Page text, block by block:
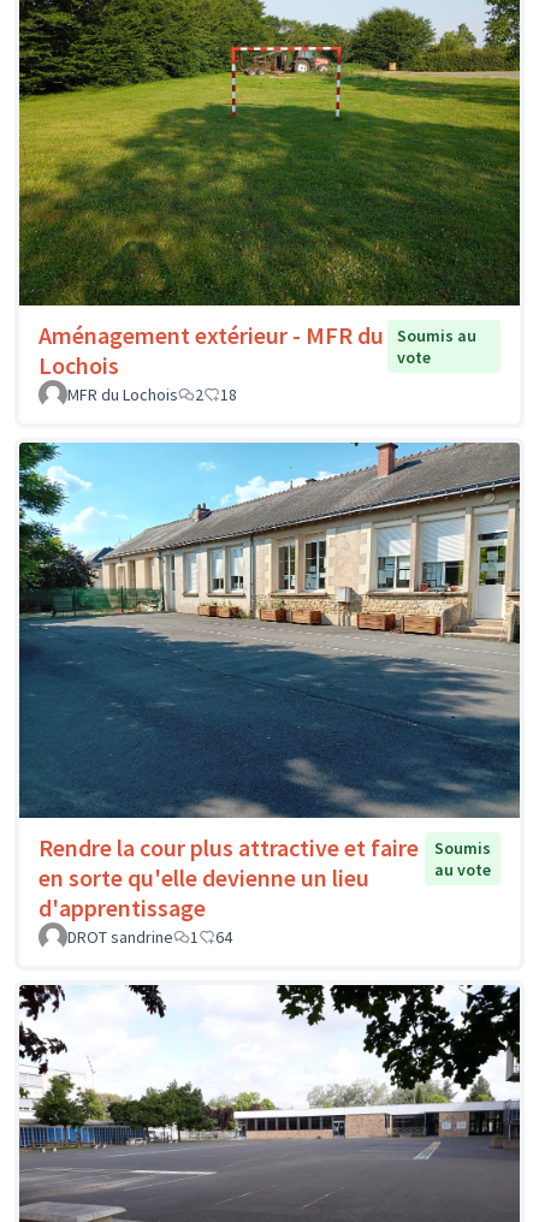
Aménagement extérieur - MFR du
Lochois
Soumis au
vote
MFR du Lochois
2 18
Rendre la cour plus attractive et faire
en sorte qu'elle devienne un lieu
d'apprentissage
Soumis
au vote
DROT sandrine 1 64